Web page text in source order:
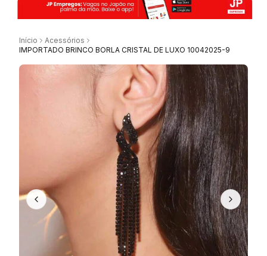
Início
Acessórios
IMPORTADO BRINCO BORLA CRISTAL DE LUXO 10042025-9